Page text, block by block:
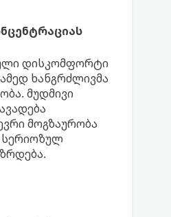
დისკომფორტი
ხანგრძლივმა
მუდმივი
მოგზაურობა
სერიოზულ